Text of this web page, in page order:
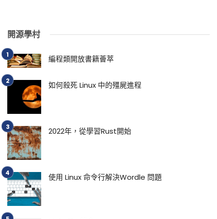
開源學村
編程類開放書籍薈萃
如何殺死 Linux 中的殭屍進程
2022年，從學習Rust開始
使用 Linux 命令行解決Wordle 問題